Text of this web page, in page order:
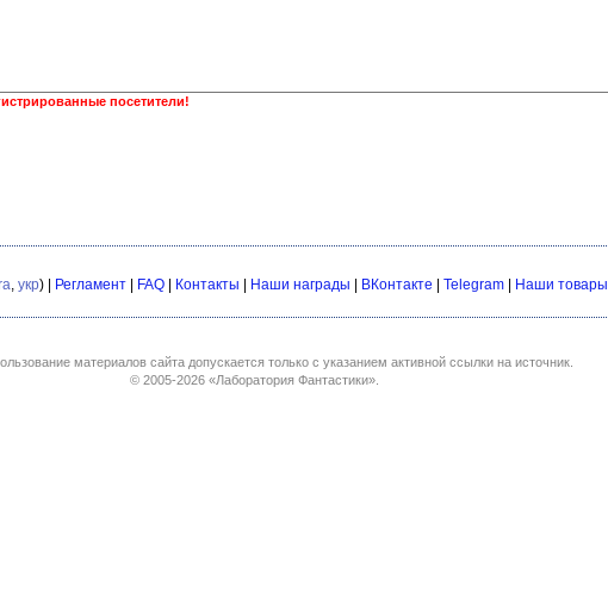
посетители!
, укр) | Регламент FAQ Контакты Наши награды ВКонтакте Telegram Наши товары
материалов сайта допускается только с указанием активной ссылки на источник.
© 2005-2026 «Лаборатория Фантастики».